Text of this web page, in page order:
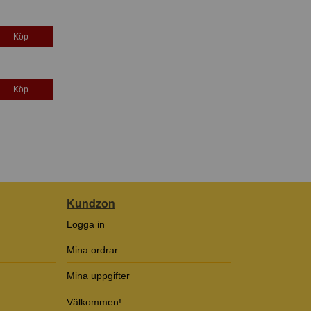
Köp
Köp
Kundzon
Logga in
Mina ordrar
Mina uppgifter
Välkommen!